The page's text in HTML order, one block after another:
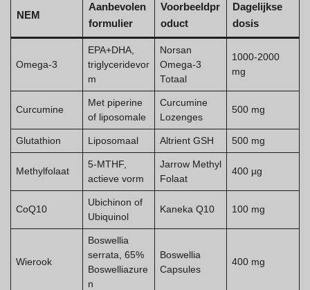
NEM
Aanbevolen
formulier
Voorbeeldpr
oduct
Dagelijkse
dosis
Omega-3
EPA+DHA,
triglyceridevor
m
Norsan
Omega-3
Totaal
1000-2000
mg
Curcumine
Met piperine
of liposomale
Curcumine
Lozenges
500 mg
Glutathion Liposomaal Altrient GSH 500 mg
Methylfolaat
5-MTHF,
actieve vorm
Jarrow Methyl
Folaat
400 µg
CoQ10
Ubichinon of
Ubiquinol
Kaneka Q10 100 mg
Wierook
Boswellia
serrata, 65%
Boswelliazure
n
Boswellia
Capsules
400 mg